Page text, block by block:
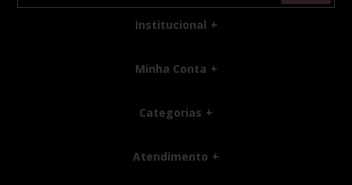
Institucional
Minha Conta
Categorias
Atendimento